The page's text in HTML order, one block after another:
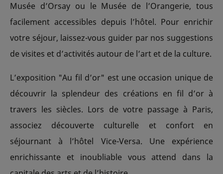
Musée d’Orsay ou le Musée de l’Orangerie, tous
facilement accessibles depuis l’hôtel. Pour enrichir
votre séjour, laissez-vous guider par nos suggestions
de visites et d’activités autour de l’art et de la culture.
L’exposition "Au fil d’or" est une occasion unique de
découvrir la splendeur des créations en fil d’or à
travers les siècles. Lors de votre passage à Paris,
associez découverte culturelle et confort en
séjournant à l’hôtel Vice-Versa. Une expérience
enrichissante et inoubliable vous attend dans la